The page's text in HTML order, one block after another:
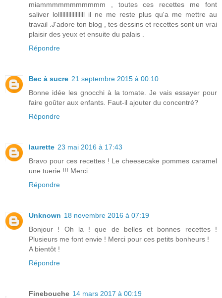
miammmmmmmmmmm , toutes ces recettes me font
saliver lollllllllllllllllll il ne me reste plus qu'a me mettre au
travail .J'adore ton blog , tes dessins et recettes sont un vrai
plaisir des yeux et ensuite du palais .
Répondre
Bec à sucre 21 septembre 2015 à 00:10
Bonne idée les gnocchi à la tomate. Je vais essayer pour
faire goûter aux enfants. Faut-il ajouter du concentré?
Répondre
laurette 23 mai 2016 à 17:43
Bravo pour ces recettes ! Le cheesecake pommes caramel
une tuerie !!! Merci
Répondre
Unknown 18 novembre 2016 à 07:19
Bonjour ! Oh la ! que de belles et bonnes recettes !
Plusieurs me font envie ! Merci pour ces petits bonheurs !
A bientôt !
Répondre
Finebouche 14 mars 2017 à 00:19